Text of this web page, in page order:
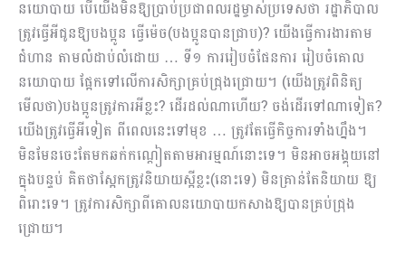
នយោបាយ បើយើងមិនឱ្យប្រាប់ប្រ​ជា​ពលរដ្ឋម្ចាស់ប្រទេសថា រដ្ឋាភិបាល
ត្រូវធ្វើអីជូនឱ្យបងប្អូន ធ្វើម៉េច(បងប្អូនបានជ្រាប)? យើងធ្វើការងារតាម
ជំហាន តាមលំដាប់លំដោយ​ … ទី១ ការរៀបចំផែនការ រៀបចំគោល
នយោបាយ ផ្អែកទៅលើការសិក្សាគ្រប់ជ្រុងជ្រោយ។ (យើងត្រូវពិនិត្យ
មើលថា)បងប្អូនត្រូវការអីខ្លះ? ដើរដល់ណាហើយ? ចង់ដើរទៅណាទៀត?
យើងត្រូវធ្វើអីទៀត ពីពេលនេះទៅមុខ … ត្រូវតែធ្វើកិច្ចការទាំងហ្នឹង។
មិនមែនចេះតែមកឆក់កណ្ដៀតតាមអារម្មណ៍នោះទេ។ មិនអាចអង្គុយនៅ
ក្នុងបន្ទប់ គិតថាស្អែកត្រូវនិយាយស្អីខ្លះ(នោះទេ) មិនគ្រាន់តែនិយាយ ឱ្យ​
ពិរោះទេ។ ត្រូវការសិក្សាពីគោលនយោបាយកសាងឱ្យបានគ្រប់ជ្រុង
ជ្រោយ។